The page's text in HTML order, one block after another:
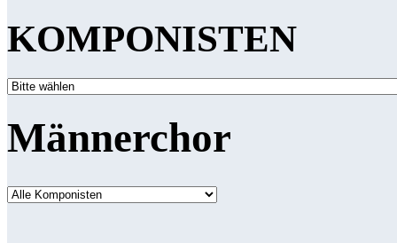
KOMPONISTEN
Männerchor